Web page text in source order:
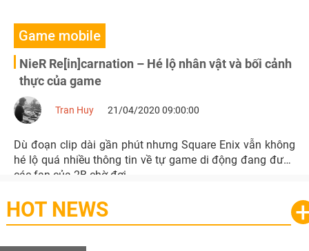
Game mobile
NieR Re[in]carnation – Hé lộ nhân vật và bối cảnh
thực của game
Tran Huy 21/04/2020 09:00:00
Dù đoạn clip dài gần phút nhưng Square Enix vẫn không
hé lộ quá nhiều thông tin về tự game di động đang được
các fan của 2B chờ đợi.
HOT NEWS